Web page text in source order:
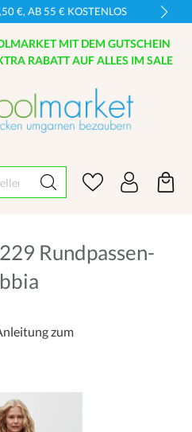
€, AB 55 € KOSTENLOS
MIT DEM GUTSCHEIN
RABATT AUF ALLES IM SALE
eingeben
Rundpassen-
zum